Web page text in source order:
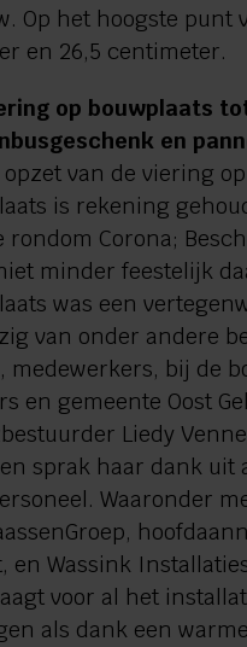
Op het hoogste punt
en 26,5 centimeter.
op bouwplaats
en
opzet van de viering
is rekening
rondom Corona;
minder feestelijk
was een
van onder andere
medewerkers, bij de
en gemeente Oost
Liedy
sprak haar dank uit
Waaronder
en Wassink
voor al het
als dank een